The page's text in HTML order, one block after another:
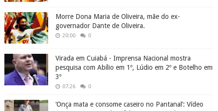
Morre Dona Maria de Oliveira, mãe do ex-
governador Dante de Oliveira.
20:00 0
Virada em Cuiabá - Imprensa Nacional mostra
pesquisa com Abílio em 1º, Lúdio em 2º e Botelho em
3º
07:26 0
‘Onça mata e consome caseiro no Pantanal’: Vídeo